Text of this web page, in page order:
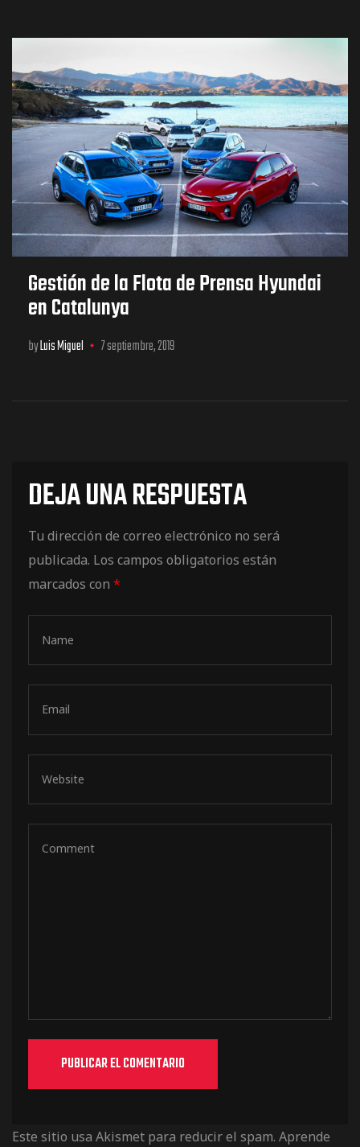
Gestión de la Flota de Prensa Hyundai
en Catalunya
byLuis Miguel 7 septiembre, 2019
DEJA UNA RESPUESTA
Tu dirección de correo electrónico no será
publicada. Los campos obligatorios están
marcados con *
Este sitio usa Akismet para reducir el spam. Aprende